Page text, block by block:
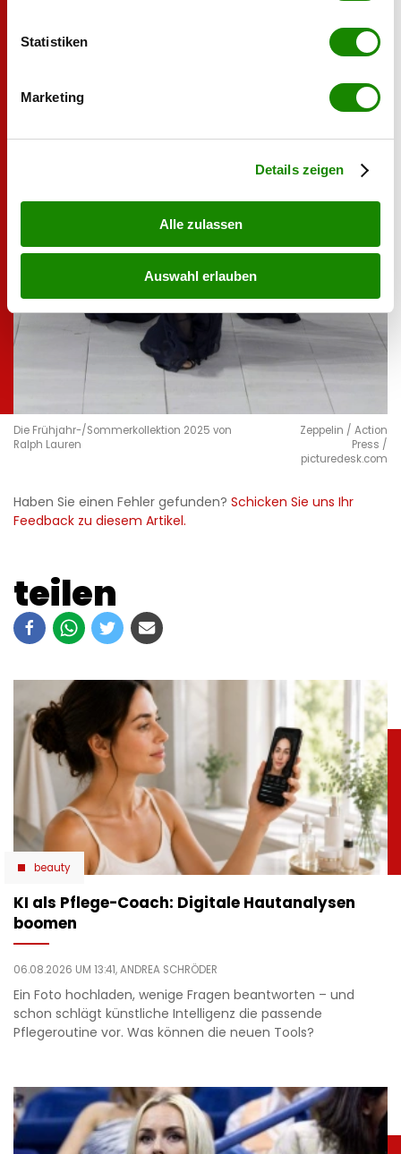
können
bestimmten Merkmalen (Fingerprinting) identifizieren
Erfahren Sie mehr darüber, wie Ihre persönlichen Daten
Statistiken
Marketing
Details zeigen
Alle zulassen
Auswahl erlauben
Die Frühjahr-/Sommerkollektion 2025 von
Ralph Lauren
Zeppelin / Action
Press /
picturedesk.com
Haben Sie einen Fehler gefunden? Schicken Sie uns Ihr
Feedback zu diesem Artikel.
teilen
beauty
KI als Pflege-Coach: Digitale Hautanalysen
boomen
06.08.2026 UM 13:41,ANDREA SCHRÖDER
Ein Foto hochladen, wenige Fragen beantworten – und
schon schlägt künstliche Intelligenz die passende
Pflegeroutine vor. Was können die neuen Tools?